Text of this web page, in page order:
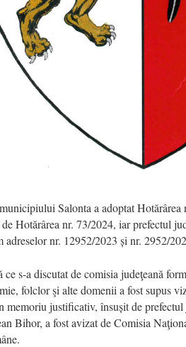
Salonta a adoptat
Hotărârea nr. 73/2024, iar prefectul
adreselor nr. 12952/2023 și nr. 2952/
ce s-a discutat de comisia judeţeană
folclor şi alte domenii a fost supus
memoriu justificativ, însușit de
Bihor, a fost avizat de Comisia